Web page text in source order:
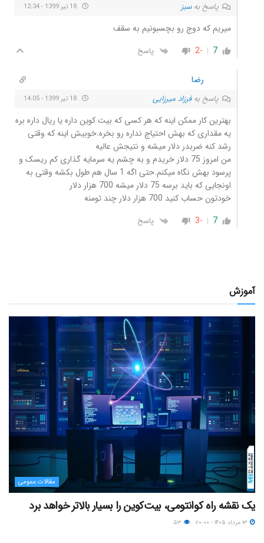
پاسخ بهسبز
میریم که دوج رو بچسبونیم به سقف
7
-2 پاسخ
رضا
پاسخ بهفرزاد میرزایی
بهترین کار ممکن اینه که هر کسی که بیت کوین داره یا ریال داره بره
یه مقداری که بهش احتیاج نداره رو بخره.خوبیش اینه که وقتی
رشد کنه ضربدر دلار میشه و نتیجش عالیه
من امروز 75 دلار خریدم و به چشم یه سرمایه گذاری کم ریسک و
پرسود بهش نگاه میکنم.حتی اگه 1 سال هم طول بکشه وقتی به
اونجایی که باید برسه 75 دلار میشه 700 هزار دلار
خودتون حساب کنید 700 هزار دلار چند تومنه
7
-3 پاسخ
آموزش
مقالات عمومی
یک نقشه راه کوانتومی، بیت‌کوین را بسیار بالاتر خواهد برد